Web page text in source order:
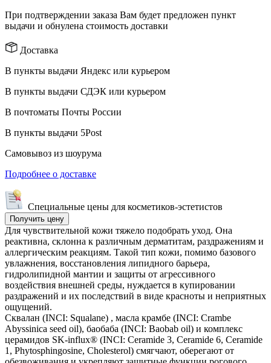
При подтверждении заказа Вам будет предложен пункт
выдачи и обнулена стоимость доставки
Доставка
В пункты выдачи Яндекс или курьером
В пункты выдачи СДЭК или курьером
В почтоматы Почты России
В пункты выдачи 5Post
Самовывоз из шоурума
Подробнее о доставке
Специальные цены для косметиков-эстетистов
Получить цену
Для чувствительной кожи тяжело подобрать уход. Она
реактивна, склонна к различным дерматитам, раздражениям и
аллергическим реакциям. Такой тип кожи, помимо базового
увлажнения, восстановления липидного барьера,
гидролипидной мантии и защиты от агрессивного
воздействия внешней среды, нуждается в купировании
раздражений и их последствий в виде красноты и неприятных
ощущений.
Сквалан (INCI: Squalane) , масла крамбе (INCI: Crambe
Abyssinica seed oil), баобаба (INCI: Baobab oil) и комплекс
церамидов SK-influx® (INCI: Ceramide 3, Ceramide 6, Ceramide
1, Phytosphingosine, Cholesterol) смягчают, оберегают от